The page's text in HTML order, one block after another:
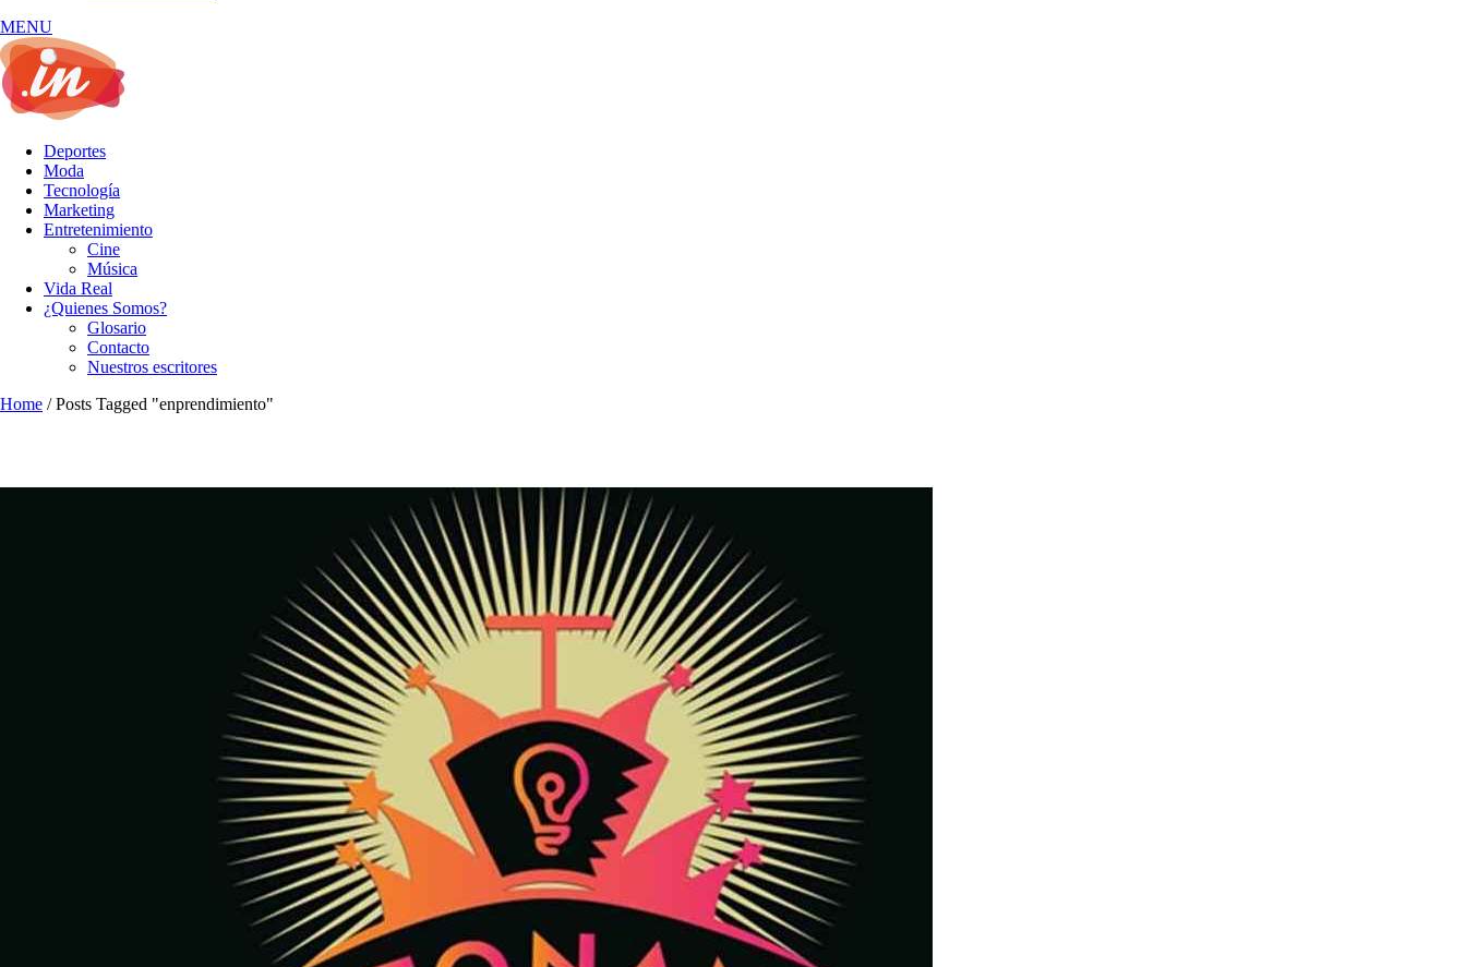
MENU
Deportes
Moda
Tecnología
Marketing
Entretenimiento
Cine
Música
Vida Real
¿Quienes Somos?
Glosario
Contacto
Nuestros escritores
Home /Posts Tagged "enprendimiento"